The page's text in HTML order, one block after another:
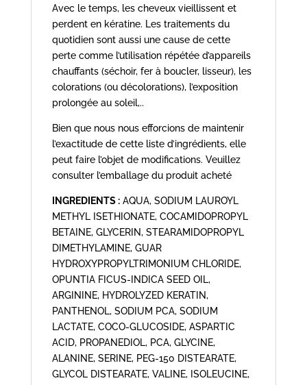
Avec le temps, les cheveux vieillissent et
perdent en kératine. Les traitements du
quotidien sont aussi une cause de cette
perte comme l’utilisation répétée d’appareils
chauffants (séchoir, fer à boucler, lisseur), les
colorations (ou décolorations), l’exposition
prolongée au soleil,..
Bien que nous nous efforcions de maintenir
l’exactitude de cette liste d’ingrédients, elle
peut faire l’objet de modifications. Veuillez
consulter l’emballage du produit acheté
INGREDIENTS :AQUA, SODIUM LAUROYL
METHYL ISETHIONATE, COCAMIDOPROPYL
BETAINE, GLYCERIN, STEARAMIDOPROPYL
DIMETHYLAMINE, GUAR
HYDROXYPROPYLTRIMONIUM CHLORIDE,
OPUNTIA FICUS-INDICA SEED OIL,
ARGININE, HYDROLYZED KERATIN,
PANTHENOL, SODIUM PCA, SODIUM
LACTATE, COCO-GLUCOSIDE, ASPARTIC
ACID, PROPANEDIOL, PCA, GLYCINE,
ALANINE, SERINE, PEG-150 DISTEARATE,
GLYCOL DISTEARATE, VALINE, ISOLEUCINE,